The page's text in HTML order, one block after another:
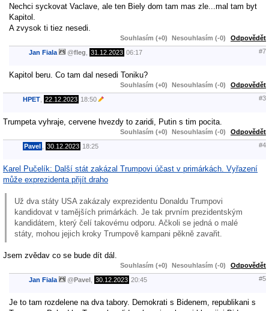
Nechci syckovat Vaclave, ale ten Biely dom tam mas zle...mal tam byt
Kapitol.
A zvysok ti tiez nesedi.
Souhlasím (+0) Nesouhlasím (-0) Odpovědět
Jan Fiala @fleg 31.12.2023 06:17 #7
Kapitol beru. Co tam dal nesedi Toniku?
Souhlasím (+0) Nesouhlasím (-0) Odpovědět
HPET 22.12.2023 18:50 #3
Trumpeta vyhraje, cervene hvezdy to zaridi, Putin s tim pocita.
Souhlasím (+0) Nesouhlasím (-0) Odpovědět
Pavel 30.12.2023 18:25 #4
Karel Pučelík: Další stát zakázal Trumpovi účast v primárkách. Vyřazení
může exprezidenta přijít draho
Už dva státy USA zakázaly exprezidentu Donaldu Trumpovi
kandidovat v tamějších primárkách. Je tak prvním prezidentským
kandidátem, který čelí takovému odporu. Ačkoli se jedná o malé
státy, mohou jejich kroky Trumpově kampani pěkně zavařit.
Jsem zvědav co se bude dít dál.
Souhlasím (+0) Nesouhlasím (-0) Odpovědět
Jan Fiala @Pavel 30.12.2023 20:45 #5
Je to tam rozdelene na dva tabory. Demokrati s Bidenem, republikani s